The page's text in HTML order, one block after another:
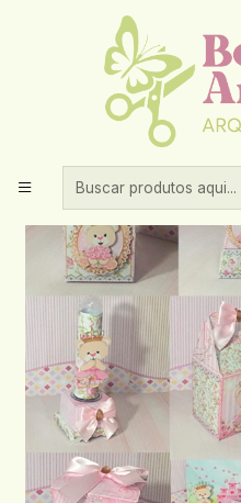
Aproveite 10% de desconto
Arquivos de corte